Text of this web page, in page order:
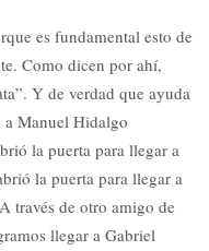
es fundamental esto de
Como dicen por ahí,
Y de verdad que ayuda
a Manuel Hidalgo
la puerta para llegar a
la puerta para llegar a
través de otro amigo de
llegar a Gabriel